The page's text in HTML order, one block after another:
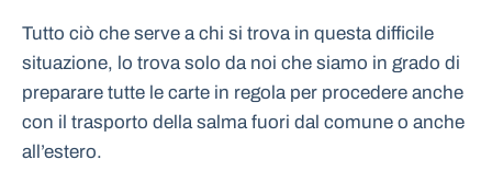
Tutto ciò che serve a chi si trova in questa difficile
situazione, lo trova solo da noi che siamo in grado di
preparare tutte le carte in regola per procedere anche
con il trasporto della salma fuori dal comune o anche
all’estero.